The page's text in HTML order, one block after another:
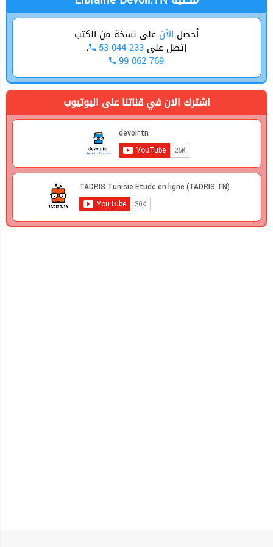
أحصل الأن على نسخة من الكتب
إتصل على 53 044 233 ،
99 062 769
اشترك الان في قناتنا على اليوتيوب